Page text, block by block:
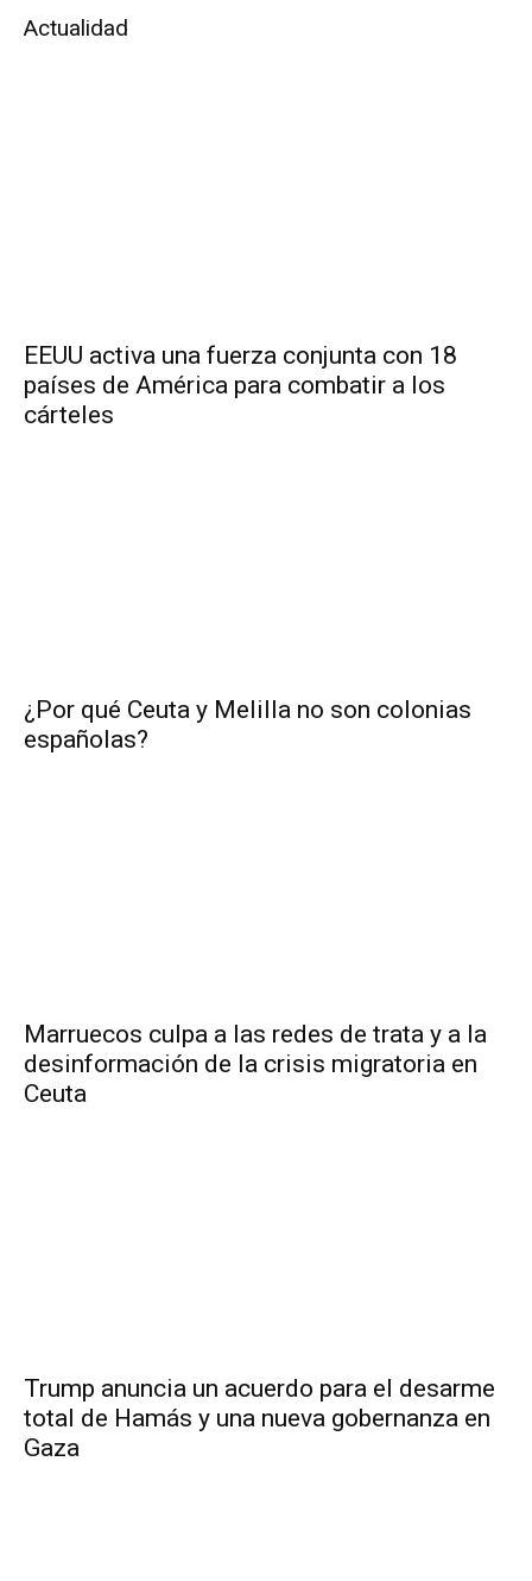
Actualidad
EEUU activa una fuerza conjunta con 18
países de América para combatir a los
cárteles
¿Por qué Ceuta y Melilla no son colonias
españolas?
Marruecos culpa a las redes de trata y a la
desinformación de la crisis migratoria en
Ceuta
Trump anuncia un acuerdo para el desarme
total de Hamás y una nueva gobernanza en
Gaza